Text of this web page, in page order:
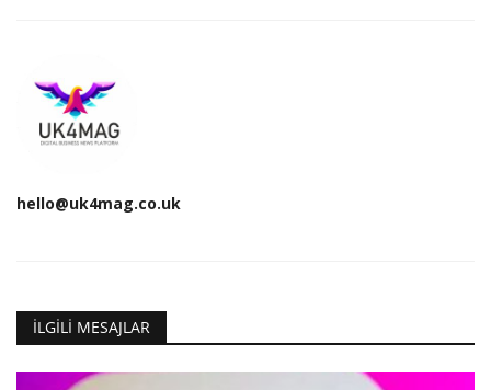
hello@uk4mag.co.uk
İLGILI MESAJLAR